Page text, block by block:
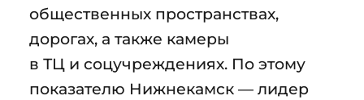
общественных пространствах,
дорогах, а также камеры
в ТЦ и соцучреждениях. По этому
показателю Нижнекамск — лидер